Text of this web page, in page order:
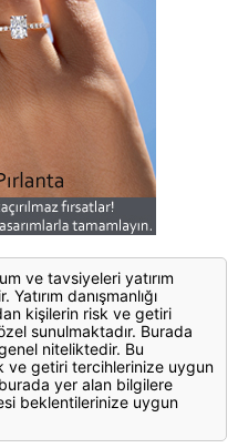
ve tavsiyeleri yatırım
danışmanlığı
kişilerin risk ve getiri
sunulmaktadır. Burada
niteliktedir. Bu
ve getiri tercihlerinize uygun
yer alan bilgilere
beklentilerinize uygun